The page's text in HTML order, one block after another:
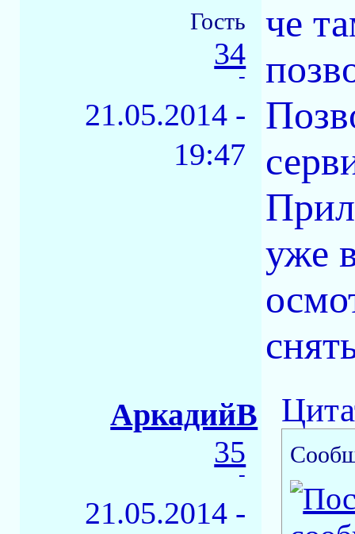
Гость
34
-
21.05.2014 -
19:47
че
уже
АркадийВ
35
-
21.05.2014 -